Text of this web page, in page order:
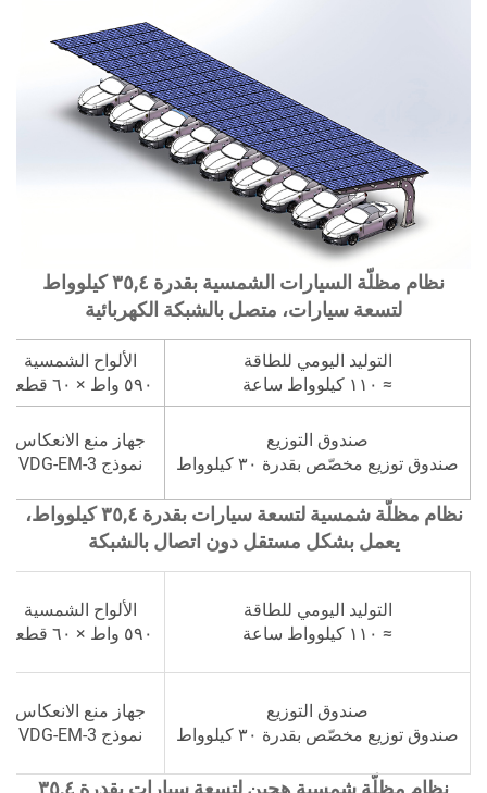
نظام مظلّة السيارات الشمسية بقدرة ٣٥,٤ كيلوواط
لتسعة سيارات، متصل بالشبكة الكهربائية
التوليد اليومي للطاقة
الألواح الشمسية
صندوق التوزيع
صندوق توزيع مخصّص بقدرة ٣٠ كيلوواط
جهاز منع الانعكاس
نموذج VDG-EM-3
نظام مظلّة شمسية لتسعة سيارات بقدرة ٣٥,٤ كيلوواط،
يعمل بشكل مستقل دون اتصال بالشبكة
التوليد اليومي للطاقة
الألواح الشمسية
صندوق التوزيع
صندوق توزيع مخصّص بقدرة ٣٠ كيلوواط
جهاز منع الانعكاس
نموذج VDG-EM-3
نظام مظلّة شمسية هجين لتسعة سيارات بقدرة ٣٥,٤